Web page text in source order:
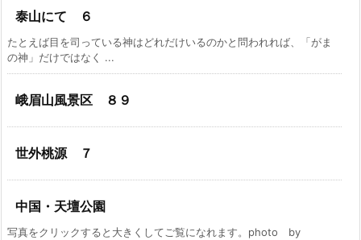
泰山にて ６
たとえば目を司っている神はどれだけいるのかと問われれば、「がま
の神」だけではなく ...
峨眉山風景区 ８９
世外桃源 ７
中国・天壇公園
写真をクリックすると大きくしてご覧になれます。photo by